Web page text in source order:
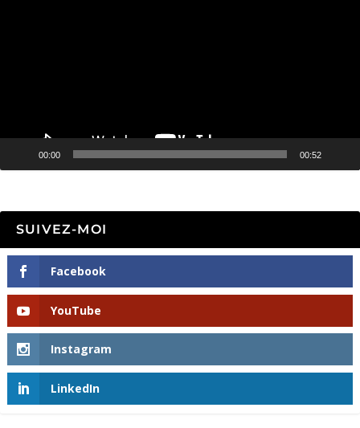
00:00 00:52
SUIVEZ-MOI
Facebook
YouTube
Instagram
LinkedIn